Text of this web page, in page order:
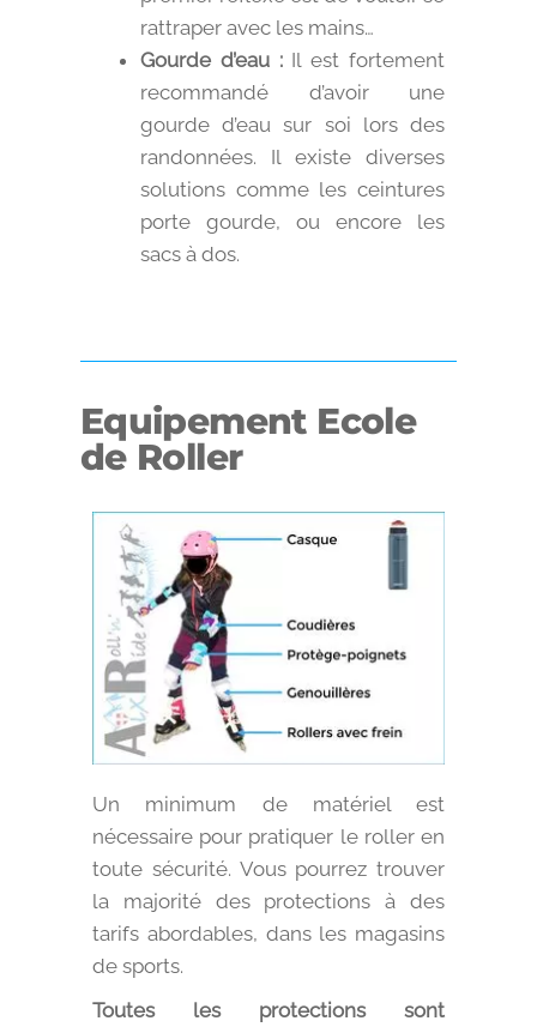
rattraper avec les mains…
Gourde d’eau :Il est fortement
recommandé d’avoir une
gourde d’eau sur soi lors des
randonnées. Il existe diverses
solutions comme les ceintures
porte gourde, ou encore les
sacs à dos.
Equipement Ecole
de Roller
Un minimum de matériel est
nécessaire pour pratiquer le roller en
toute sécurité. Vous pourrez trouver
la majorité des protections à des
tarifs abordables, dans les magasins
de sports.
Toutes les protections sont